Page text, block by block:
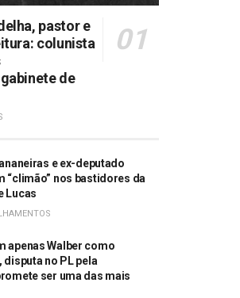
pastor e
colunista
de
e ex-deputado
“climão” nos bastidores da
Lucas
apenas Walber como
disputa no PL pela
ser uma das mais